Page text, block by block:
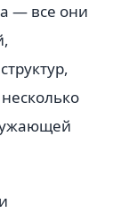
— все они